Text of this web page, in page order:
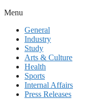
Menu
General
Industry
Study
Arts & Culture
Health
Sports
Internal Affairs
Press Releases